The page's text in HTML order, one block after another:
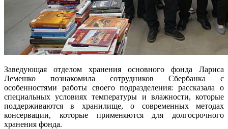
Заведующая отделом хранения основного фонда Лариса
Лемешко познакомила сотрудников Сбербанка с
особенностями работы своего подразделения: рассказала о
специальных условиях температуры и влажности, которые
поддерживаются в хранилище, о современных методах
консервации, которые применяются для долгосрочного
хранения фонда.